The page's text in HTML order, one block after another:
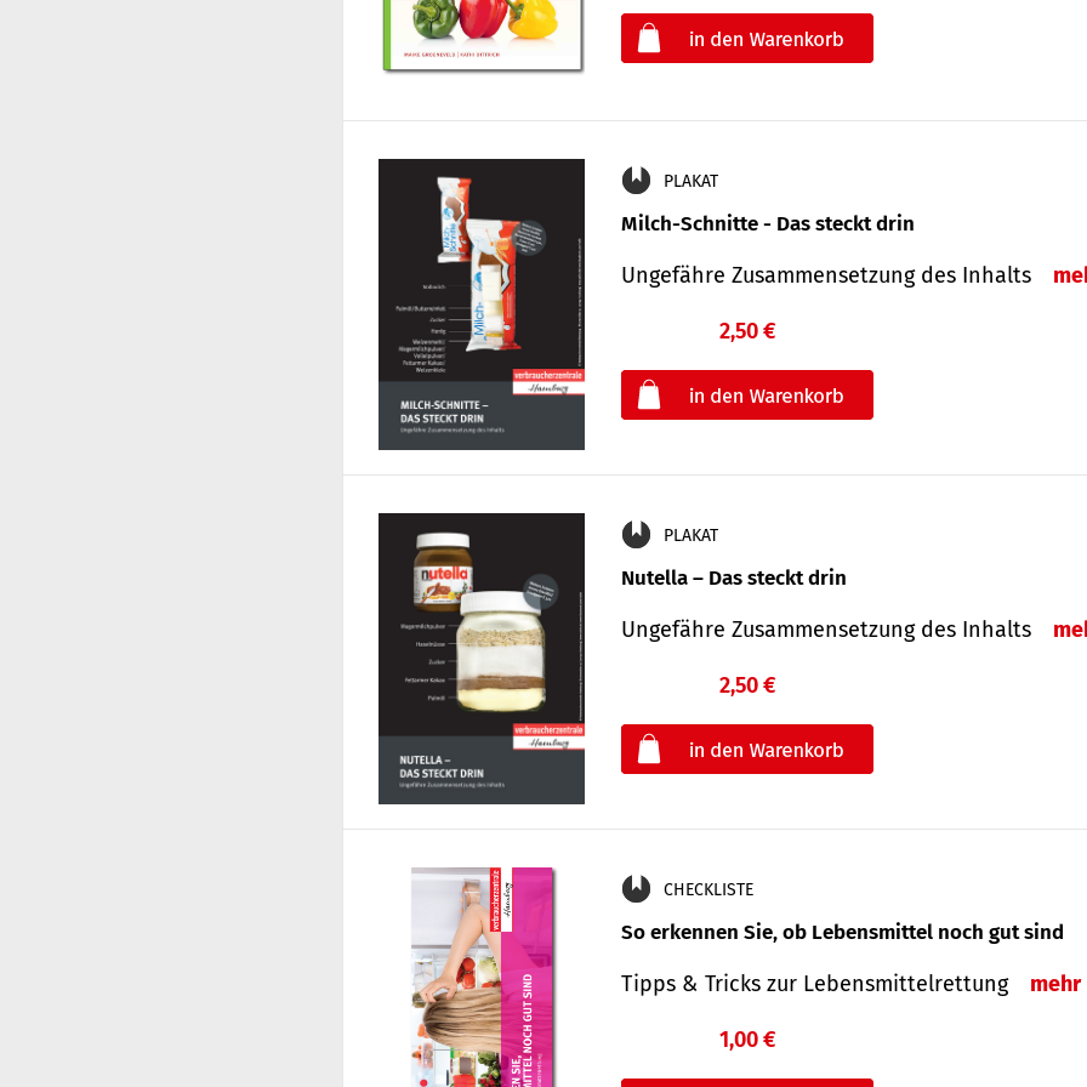
PLAKAT
Milch-Schnitte - Das steckt drin
Ungefähre Zu­sammen­setzung des Inhalts
2,50 €
PLAKAT
Nutella – Das steckt drin
Ungefähre Zusammensetzung des Inhalts
2,50 €
CHECKLISTE
So erkennen Sie, ob Lebensmittel noch gut sind
Tipps & Tricks zur Lebensmittelrettung mehr
1,00 €